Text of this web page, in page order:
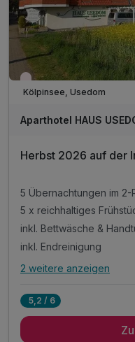
Wieder frei ab
Kölpinsee, Usedom
Aparthotel HAUS
Herbst 2026 auf der
5 Übernachtungen im 2-
5 x reichhaltiges
inkl. Bettwäsche &
inkl. Endreinigung
Alle
5 x reichhaltiges
2 weitere anzeigen
5,2 / 6